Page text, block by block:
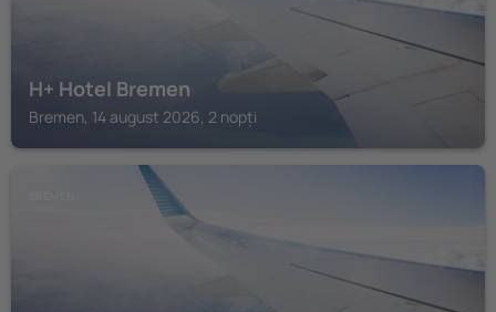
H+ Hotel Bremen
Bremen, 14 august 2026, 2 nopți